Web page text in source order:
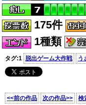
175件
1種類
タグ:1 脱出ゲーム大作戦 う
<<前の作品 次の作品>> 検